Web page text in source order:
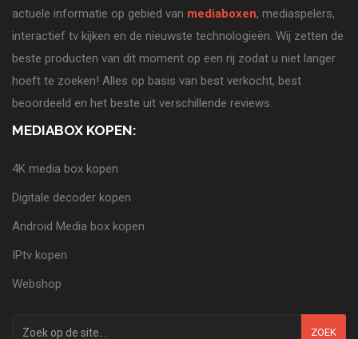
actuele informatie op gebied van mediaboxen, mediaspelers,
interactief tv kijken en de nieuwste technologieën. Wij zetten de
beste producten van dit moment op een rij zodat u niet langer
hoeft te zoeken! Alles op basis van best verkocht, best
beoordeeld en het beste uit verschillende reviews.
MEDIABOX KOPEN:
4K media box kopen
Digitale decoder kopen
Android Media box kopen
IPtv kopen
Webshop
ZOEK